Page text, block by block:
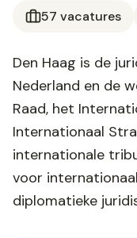
57 vacatures
Den Haag is de
Nederland en de
Raad, het
Internationaal
internationale
voor
diplomatieke